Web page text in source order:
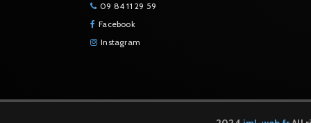
09 84 11 29 59
Facebook
Instagram